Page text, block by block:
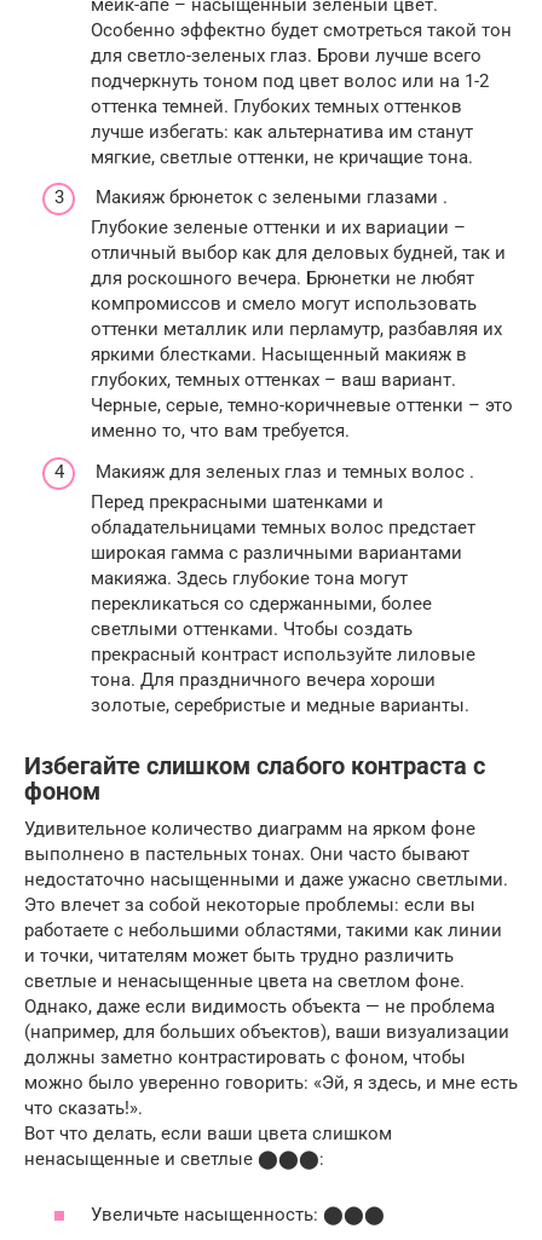
мейк-апе – насыщенный зеленый цвет.
Особенно эффектно будет смотреться такой тон
для светло-зеленых глаз. Брови лучше всего
подчеркнуть тоном под цвет волос или на 1-2
оттенка темней. Глубоких темных оттенков
лучше избегать: как альтернатива им станут
мягкие, светлые оттенки, не кричащие тона.
Макияж брюнеток с зелеными глазами .
Глубокие зеленые оттенки и их вариации –
отличный выбор как для деловых будней, так и
для роскошного вечера. Брюнетки не любят
компромиссов и смело могут использовать
оттенки металлик или перламутр, разбавляя их
яркими блестками. Насыщенный макияж в
глубоких, темных оттенках – ваш вариант.
Черные, серые, темно-коричневые оттенки – это
именно то, что вам требуется.
Макияж для зеленых глаз и темных волос .
Перед прекрасными шатенками и
обладательницами темных волос предстает
широкая гамма с различными вариантами
макияжа. Здесь глубокие тона могут
перекликаться со сдержанными, более
светлыми оттенками. Чтобы создать
прекрасный контраст используйте лиловые
тона. Для праздничного вечера хороши
золотые, серебристые и медные варианты.
Избегайте слишком слабого контраста с
фоном
Удивительное количество диаграмм на ярком фоне
выполнено в пастельных тонах. Они часто бывают
недостаточно насыщенными и даже ужасно светлыми.
Это влечет за собой некоторые проблемы: если вы
работаете с небольшими областями, такими как линии
и точки, читателям может быть трудно различить
светлые и ненасыщенные цвета на светлом фоне.
Однако, даже если видимость объекта — не проблема
(например, для больших объектов), ваши визуализации
должны заметно контрастировать с фоном, чтобы
можно было уверенно говорить: «Эй, я здесь, и мне есть
что сказать!».
Вот что делать, если ваши цвета слишком
ненасыщенные и светлые ⬤⬤⬤:
Увеличьте насыщенность: ⬤⬤⬤